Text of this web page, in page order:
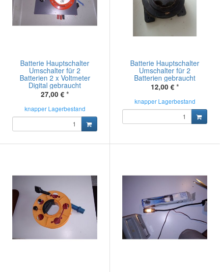
Batterie Hauptschalter
Umschalter für 2
Batterien 2 x Voltmeter
Digital gebraucht
27,00 € *
knapper Lagerbestand
Batterie Hauptschalter
Umschalter für 2
Batterien gebraucht
12,00 € *
knapper Lagerbestand